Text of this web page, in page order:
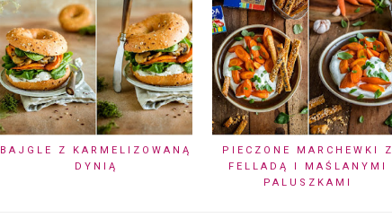
BAJGLE Z KARMELIZOWANĄ
DYNIĄ
PIECZONE MARCHEWKI Z
FELLADĄ I MAŚLANYMI
PALUSZKAMI